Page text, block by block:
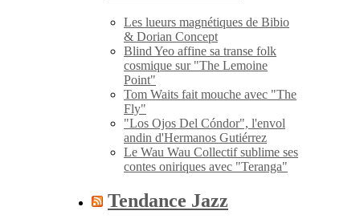
Les lueurs magnétiques de Bibio
& Dorian Concept
Blind Yeo affine sa transe folk
cosmique sur "The Lemoine
Point"
Tom Waits fait mouche avec "The
Fly"
"Los Ojos Del Cóndor", l'envol
andin d'Hermanos Gutiérrez
Le Wau Wau Collectif sublime ses
contes oniriques avec "Teranga"
Tendance Jazz